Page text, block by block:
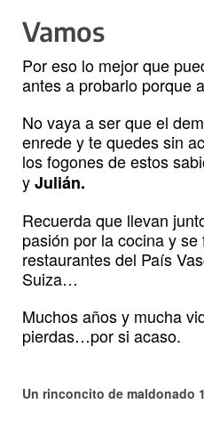
Vamos
Por eso lo mejor que
antes a probarlo porque
No vaya a ser que el
enrede y te quedes sin
los fogones de estos
yJulián.
Recuerda que llevan
pasión por la cocina y
restaurantes del País
Suiza…
Muchos años y mucha
pierdas…por si acaso.
Un rinconcito de maldonado